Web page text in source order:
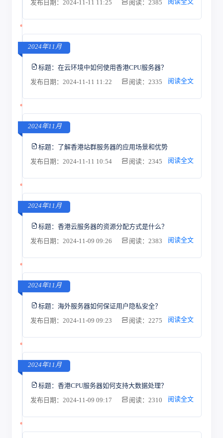
发布日期：2024-11-11 11:25
阅读：2385
2024年11月
标题： 在云环境中如何使用香港CPU服务器？
发布日期：2024-11-11 11:22
阅读：2335 阅读全文
2024年11月
标题： 了解香港站群服务器的应用场景和优势
发布日期：2024-11-11 10:54
阅读：2345 阅读全文
2024年11月
标题： 香港云服务器的资源分配方式是什么？
发布日期：2024-11-09 09:26
阅读：2383 阅读全文
2024年11月
标题： 海外服务器如何保证用户隐私安全？
发布日期：2024-11-09 09:23
阅读：2275 阅读全文
2024年11月
标题： 香港CPU服务器如何支持大数据处理？
发布日期：2024-11-09 09:17
阅读：2310 阅读全文